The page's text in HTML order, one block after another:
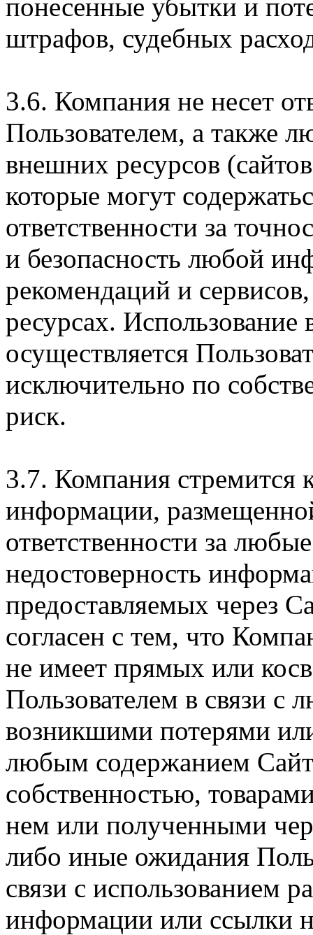
понесенные убытки и
штрафов, судебных
3.6. Компания не несет
Пользователем, а также
внешних ресурсов
которые могут
ответственности за
и безопасность любой
рекомендаций и
ресурсах.
осуществляется
исключительно по
риск.
3.7. Компания стремится
информации,
ответственности за
недостоверность
предоставляемых через
согласен с тем, что
не имеет прямых или
Пользователем в связи
возникшими потерями
любым содержанием
собственностью,
нем или полученными
либо иные ожидания
связи с использованием
информации или ссылки